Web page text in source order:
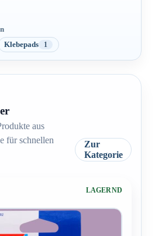
Klebepads 1
aus
für schnellen
Zur
Kategorie
LAGERND